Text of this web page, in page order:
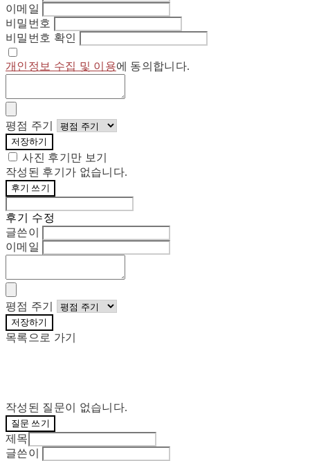
이메일
비밀번호
비밀번호 확인
개인정보 수집 및 이용에 동의합니다.
평점 주기
저장하기
사진 후기만 보기
작성된 후기가 없습니다.
후기 쓰기
후기 수정
글쓴이
이메일
평점 주기
저장하기
목록으로 가기
작성된 질문이 없습니다.
질문 쓰기
제목
글쓴이